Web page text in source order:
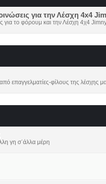
για την Λέσχη 4x4
για το φόρουμ και την Λέσχη 4χ4
επαγγελματίες-φίλους της λέσχης
γη σ΄άλλα μέρη